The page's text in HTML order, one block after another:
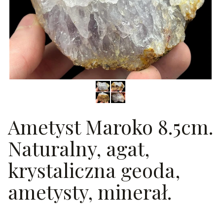
Ametyst Maroko 8.5cm.
Naturalny, agat,
krystaliczna geoda,
ametysty, minerał.